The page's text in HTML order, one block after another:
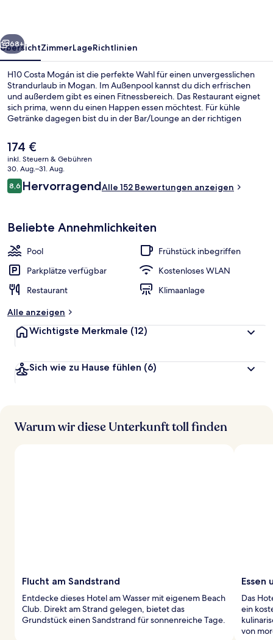
Weiter
68+
ÜbersichtZimmerLageRichtlinien
H10 Costa Mogán ist die perfekte Wahl für einen unvergesslichen
Strandurlaub in Mogan. Im Außenpool kannst du dich erfrischen
und außerdem gibt es einen Fitnessbereich. Das Restaurant eignet
sich prima, wenn du einen Happen essen möchtest. Für kühle
Getränke dagegen bist du in der Bar/Lounge an der richtigen
ebenfalls zum Angebot.
Der
aktuelle
Preis
beträgt
174 €.
174 €
inkl. Steuern & Gebühren
30. Aug.–31. Aug.
Bewertungen
8,68,6 von 10.
HervorragendAlle 152 Bewertungen anzeigen
Beliebte Annehmlichkeiten
Pool
Frühstück inbegriffen
Parkplätze verfügbar
Kostenloses WLAN
Restaurant
Klimaanlage
Alle anzeigen
Wichtigste Merkmale (12)
Sich wie zu Hause fühlen (6)
Warum wir diese Unterkunft toll finden
Flucht am Sandstrand
Entdecke dieses Hotel am Wasser mit eigenem Beach
Club. Direkt am Strand gelegen, bietet das
Grundstück einen Sandstrand für sonnenreiche Tage.
Essen
Das
ein
von